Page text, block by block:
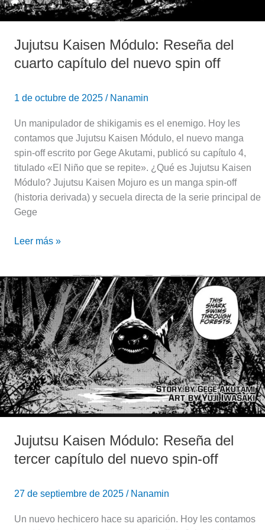
Jujutsu Kaisen Módulo: Reseña del
cuarto capítulo del nuevo spin off
1 de octubre de 2025 / Nanamin
Un manipulador de shikigamis es el enemigo. Hoy les
contamos que Jujutsu Kaisen Módulo, el nuevo manga
spin-off escrito por Gege Akutami, publicó su capítulo 4,
titulado «El Niño que se repite». ¿Qué es Jujutsu Kaisen
Módulo? Jujutsu Kaisen Mojuro es un manga spin-off
(historia derivada) y secuela directa de la serie principal de
Gege
Leer más »
Jujutsu Kaisen Módulo: Reseña del
tercer capítulo del nuevo spin-off
27 de septiembre de 2025 / Nanamin
Un nuevo hechicero hace su aparición. Hoy les contamos
Jujutsu
Kaisen
Módulo:
Reseña
del
tercer
capítulo
del
nuevo
spin-